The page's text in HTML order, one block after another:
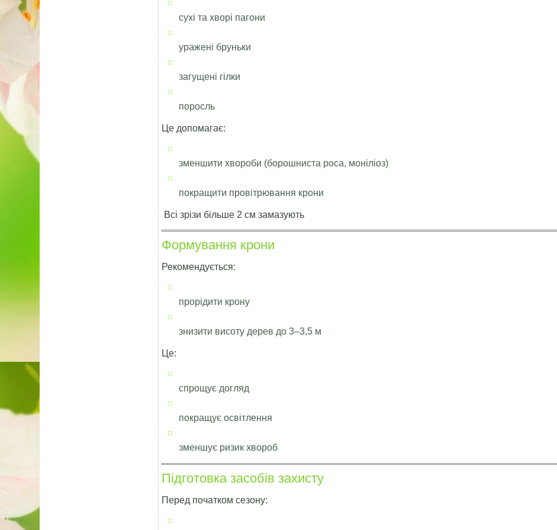
сухі та хворі пагони
уражені бруньки
загущені гілки
поросль
Це допомагає:
зменшити хвороби (борошниста роса, моніліоз)
покращити провітрювання крони
Всі зрізи більше 2 см замазують
Формування крони
Рекомендується:
прорідити крону
знизити висоту дерев до 3–3,5 м
Це:
спрощує догляд
покращує освітлення
зменшує ризик хвороб
Підготовка засобів захисту
Перед початком сезону: